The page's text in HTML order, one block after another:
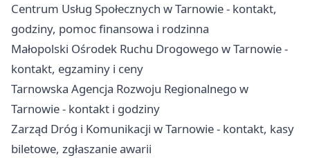
Centrum Usług Społecznych w Tarnowie - kontakt,
godziny, pomoc finansowa i rodzinna
Małopolski Ośrodek Ruchu Drogowego w Tarnowie -
kontakt, egzaminy i ceny
Tarnowska Agencja Rozwoju Regionalnego w
Tarnowie - kontakt i godziny
Zarząd Dróg i Komunikacji w Tarnowie - kontakt, kasy
biletowe, zgłaszanie awarii